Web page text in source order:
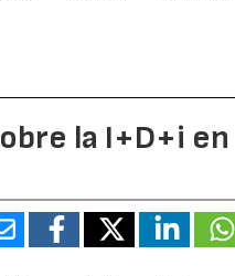
la I+D+i en